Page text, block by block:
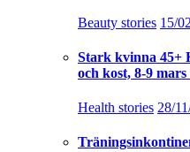
Beauty stories 15/
Stark kvinna 45+
och kost, 8-9 mars
Health stories 28/